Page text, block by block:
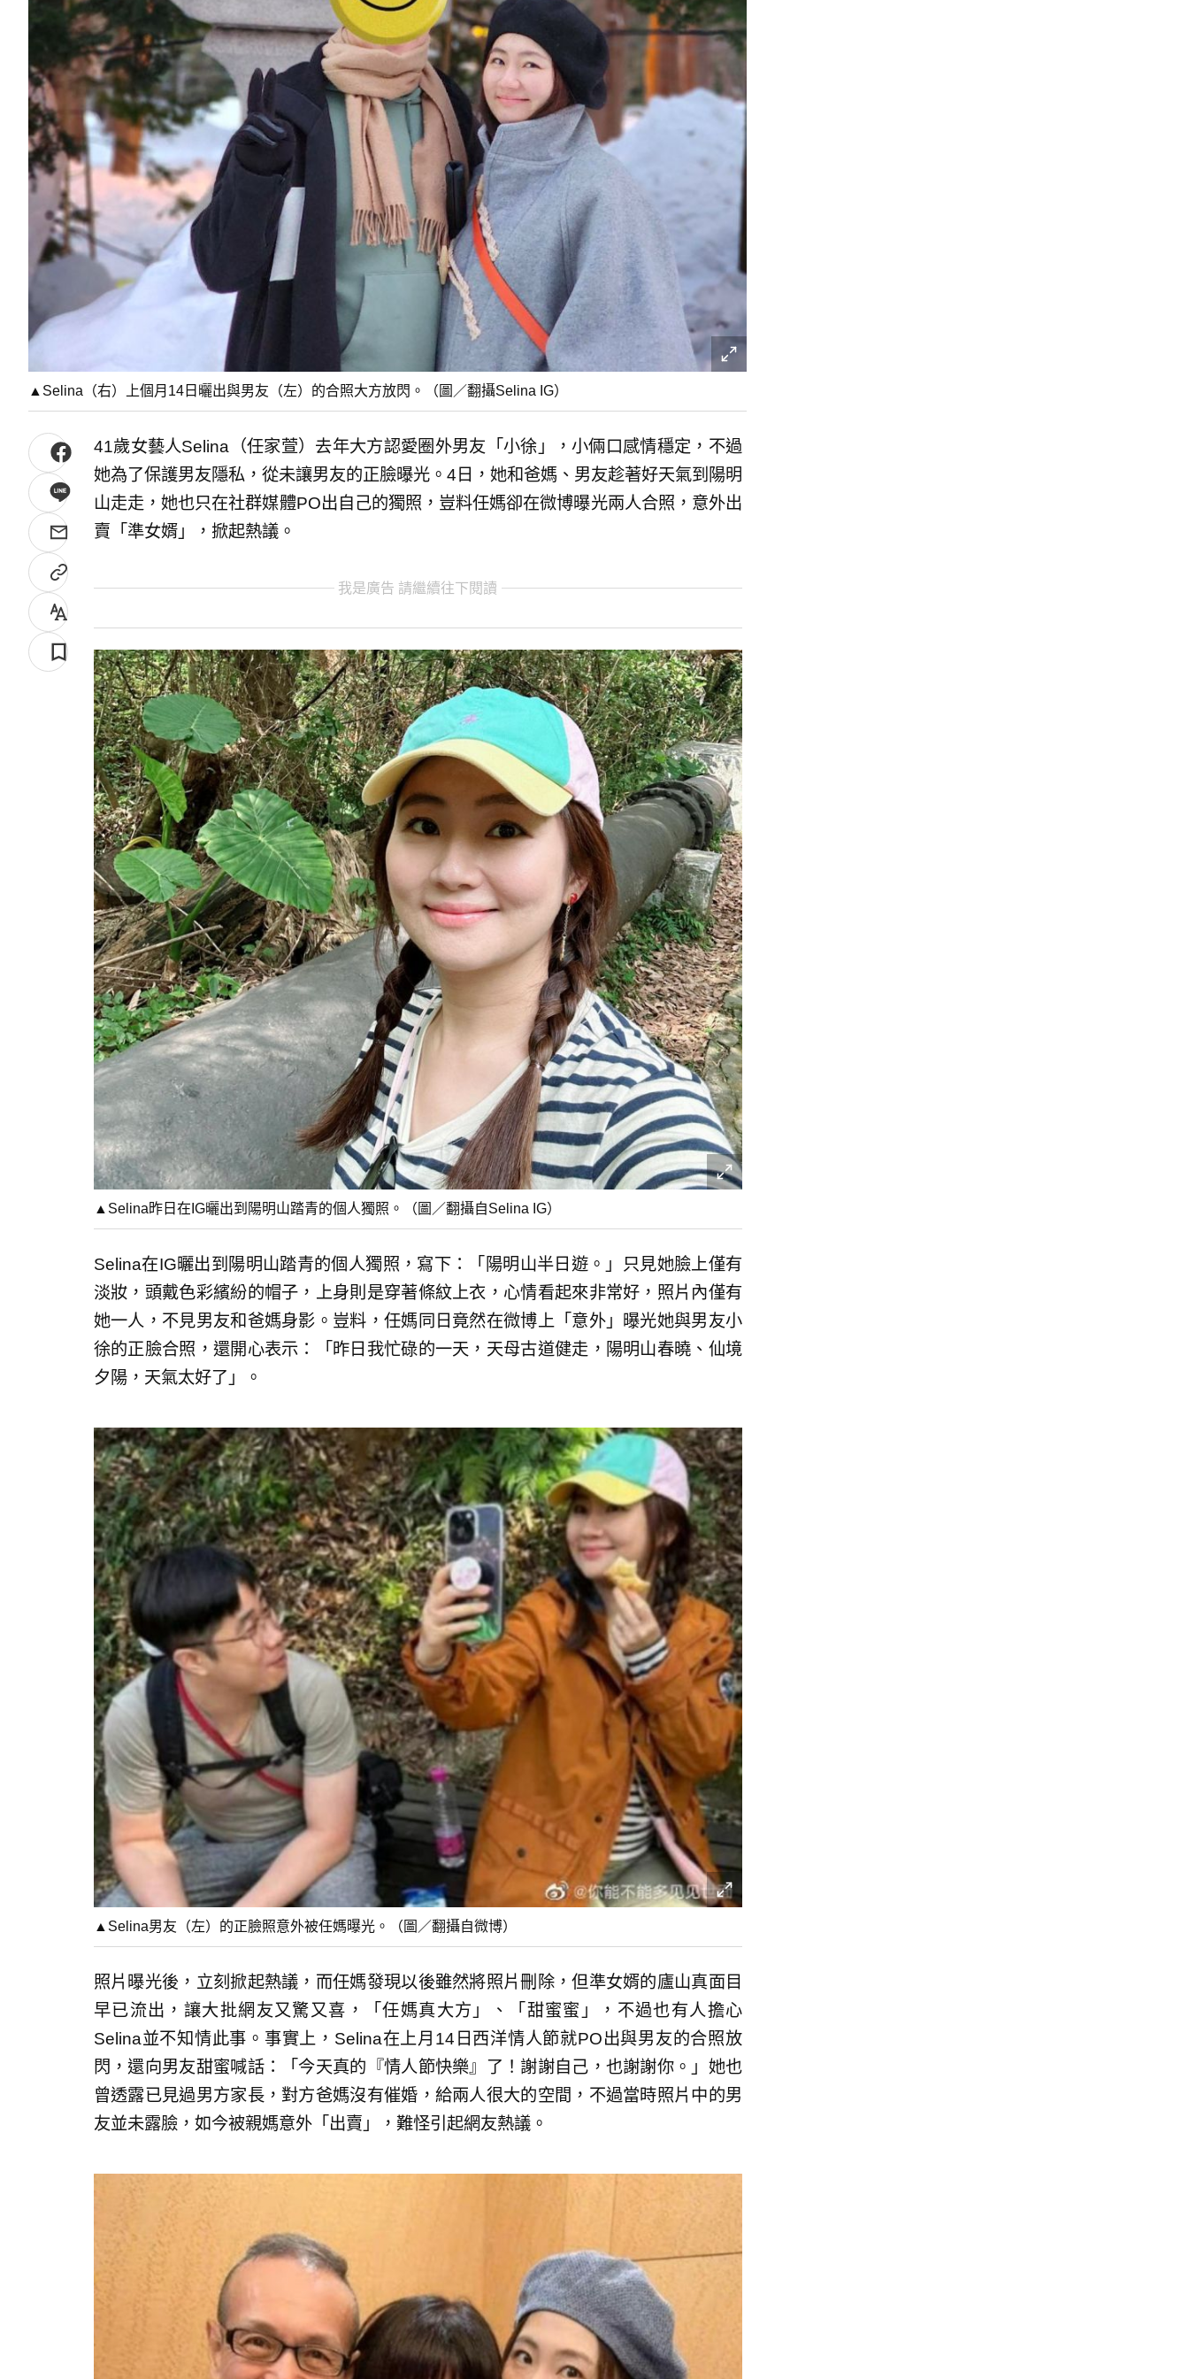
▲Selina（右）上個月14日曬出與男友（左）的合照大方放閃。（圖／翻攝Selina IG）
41歲女藝人Selina（任家萱）去年大方認愛圈外男友「小徐」，小倆口感情穩定，不過
她為了保護男友隱私，從未讓男友的正臉曝光。4日，她和爸媽、男友趁著好天氣到陽明
山走走，她也只在社群媒體PO出自己的獨照，豈料任媽卻在微博曝光兩人合照，意外出
賣「準女婿」，掀起熱議。
我是廣告 請繼續往下閱讀
▲Selina昨日在IG曬出到陽明山踏青的個人獨照。（圖／翻攝自Selina IG）
Selina在IG曬出到陽明山踏青的個人獨照，寫下：「陽明山半日遊。」只見她臉上僅有
淡妝，頭戴色彩繽紛的帽子，上身則是穿著條紋上衣，心情看起來非常好，照片內僅有
她一人，不見男友和爸媽身影。豈料，任媽同日竟然在微博上「意外」曝光她與男友小
徐的正臉合照，還開心表示：「昨日我忙碌的一天，天母古道健走，陽明山春曉、仙境
夕陽，天氣太好了」。
▲Selina男友（左）的正臉照意外被任媽曝光。（圖／翻攝自微博）
照片曝光後，立刻掀起熱議，而任媽發現以後雖然將照片刪除，但準女婿的廬山真面目
早已流出，讓大批網友又驚又喜，「任媽真大方」、「甜蜜蜜」，不過也有人擔心
Selina並不知情此事。事實上，Selina在上月14日西洋情人節就PO出與男友的合照放
閃，還向男友甜蜜喊話：「今天真的『情人節快樂』了！謝謝自己，也謝謝你。」她也
曾透露已見過男方家長，對方爸媽沒有催婚，給兩人很大的空間，不過當時照片中的男
友並未露臉，如今被親媽意外「出賣」，難怪引起網友熱議。